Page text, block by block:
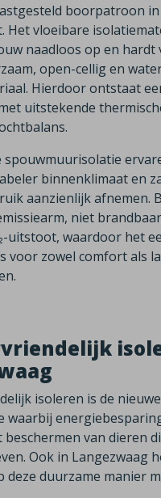
boorpatroon
Het vloeibare
naadloos op en hardt
open-cellig en
Hierdoor ontstaat
uitstekende
spouwmuurisolatie
binnenklimaat en
aanzienlijk afnemen.
niet
uitstoot, waardoor het
voor zowel comfort als
isoleren is de
waarbij
beschermen van dieren
Ook in Langezwaag
deze duurzame manier